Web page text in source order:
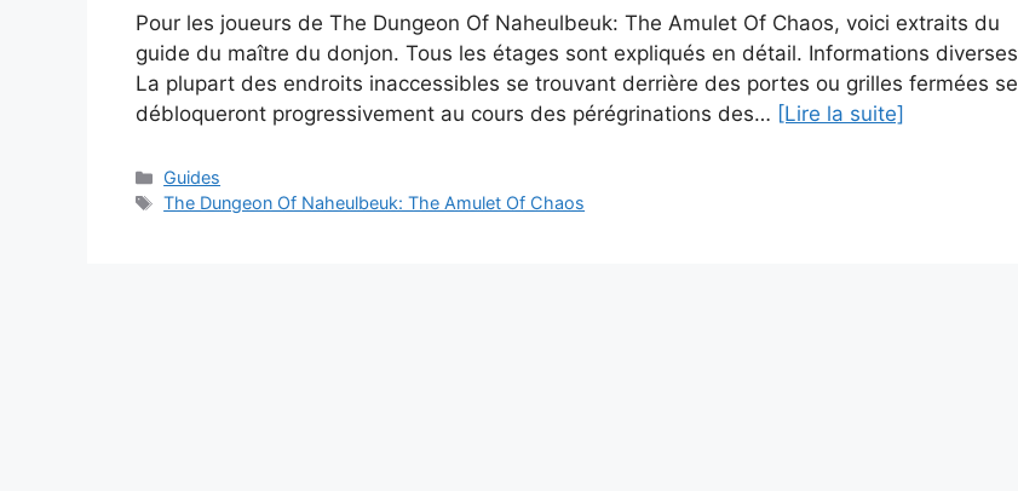
Pour les joueurs de The Dungeon Of Naheulbeuk: The Amulet Of Chaos, voici extraits du
guide du maître du donjon. Tous les étages sont expliqués en détail. Informations diverses
La plupart des endroits inaccessibles se trouvant derrière des portes ou grilles fermées se
débloqueront progressivement au cours des pérégrinations des… [Lire la suite]
Catégories
Guides
Étiquettes
The Dungeon Of Naheulbeuk: The Amulet Of Chaos